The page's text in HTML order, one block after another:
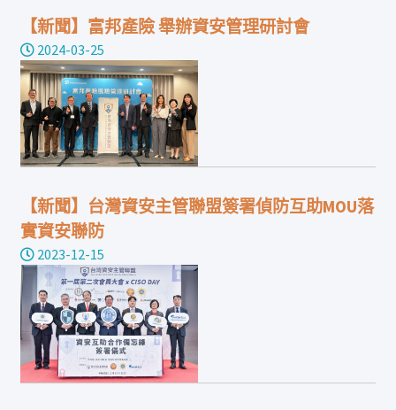
【新聞】富邦產險 舉辦資安管理研討會
2024-03-25
【新聞】台灣資安主管聯盟簽署偵防互助MOU落
實資安聯防
2023-12-15